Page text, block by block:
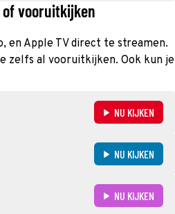
vooruitkijken
en Apple TV direct te streamen.
zelfs al vooruitkijken. Ook kun je
NU KIJKEN
NU KIJKEN
NU KIJKEN